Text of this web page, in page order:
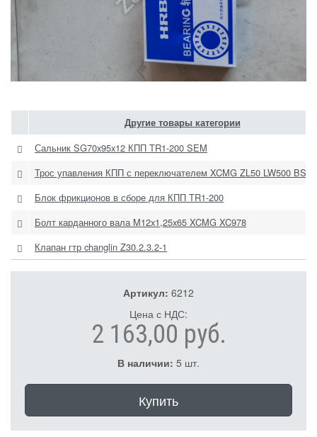
Другие товары категории
Сальник SG70x95x12 КПП TR1-200 SEM
Трос упавления КПП с переключателем XCMG ZL50 LW500
Блок фрикционов в сборе для КПП TR1-200
Болт карданного вала M12x1,25x65 XCMG XC978
Клапан гтр changlin Z30.2.3.2-1
Артикул: 6212
Цена с НДС:
2 163,00 руб.
В наличии: 5 шт.
Купить